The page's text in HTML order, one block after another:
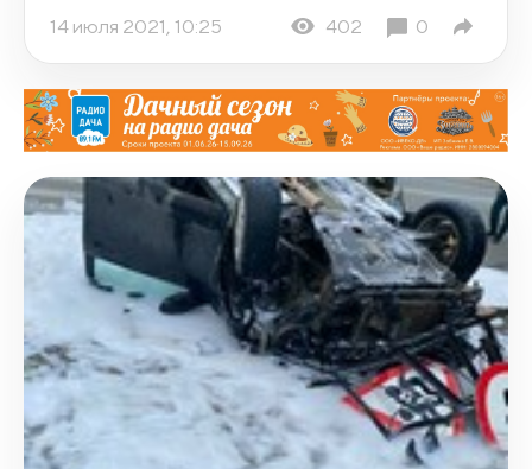
14 июля 2021, 10:25 402 0